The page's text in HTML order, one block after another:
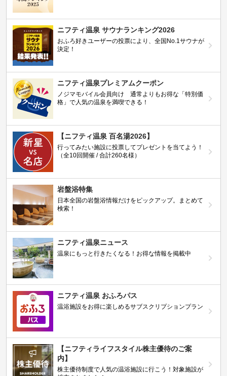
ニフティ温泉 サウナランキング2026
おふろ好きユーザーの投票により、全国No.1サウナが
決定！
ニフティ温泉プレミアムクーポン
ノジマモバイル会員向け 通常よりもお得な「特別価
格」で人気の温泉を満喫できる！
【ニフティ温泉 百名湯2026】
行ってみたい施設に投票してプレゼントを当てよう！
（全10回開催 / 合計260名様）
岩盤浴特集
日本全国の岩盤浴情報だけをピックアップ。まとめて
検索！
ニフティ温泉ニュース
温泉にもっと行きたくなる！お得な情報を掲載中
ニフティ温泉 おふろパス
温浴施設をお得に楽しめるサブスクリプションプラン
【ニフティライフスタイル株主優待のご案
内】
株主優待制度で人気の温浴施設に行こう！対象施設が